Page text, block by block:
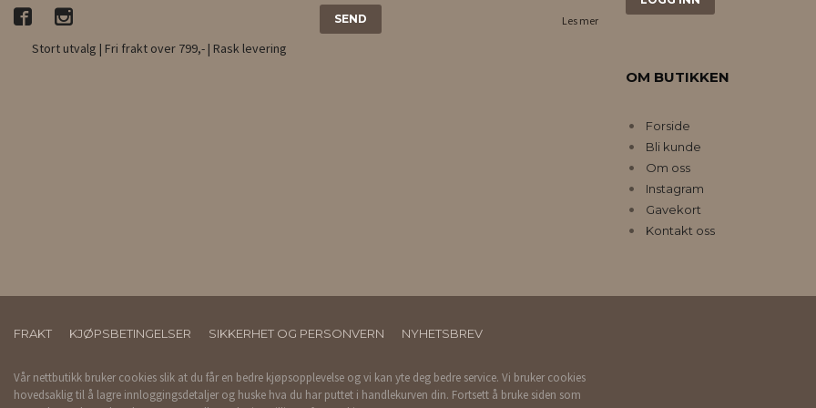
Stort utvalg | Fri frakt over 799,- | Rask levering
Les mer
OM BUTIKKEN
Forside
Bli kunde
Om oss
Instagram
Gavekort
Kontakt oss
FRAKT KJØPSBETINGELSER SIKKERHET OG PERSONVERN NYHETSBREV
Vår nettbutikk bruker cookies slik at du får en bedre kjøpsopplevelse og vi kan yte deg bedre service. Vi bruker cookies
hovedsaklig til å lagre innloggingsdetaljer og huske hva du har puttet i handlekurven din. Fortsett å bruke siden som